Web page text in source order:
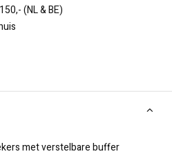
(NL & BE)
met verstelbare buffer